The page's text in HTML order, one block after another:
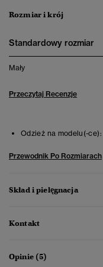
Rozmiar i krój
Standardowy rozmiar
Mały
Przeczytaj Recenzje
Odzież na modelu(-ce):
Przewodnik Po Rozmiarach
Skład i pielęgnacja
Kontakt
Opinie (5)